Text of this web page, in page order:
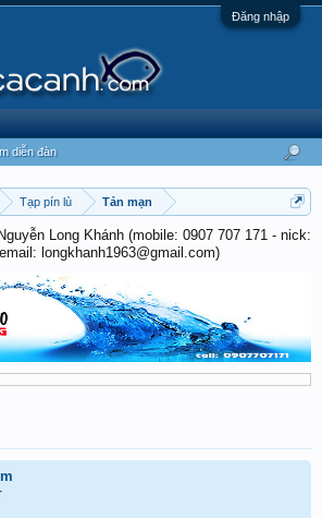
Đăng nhập
Tạp pín lù Tản mạn
Long Khánh (mobile: 0907 707 171 - nick:
longkhanh1963@gmail.com)
diễn đàn